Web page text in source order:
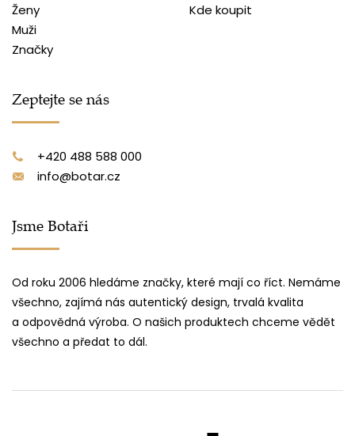
Ženy
Muži
Značky
Kde koupit
Zeptejte se nás
+420 488 588 000
info@botar.cz
Jsme Botaři
Od roku 2006 hledáme značky, které mají co říct. Nemáme
všechno, zajímá nás autentický design, trvalá kvalita
a odpovědná výroba. O našich produktech chceme vědět
všechno a předat to dál.